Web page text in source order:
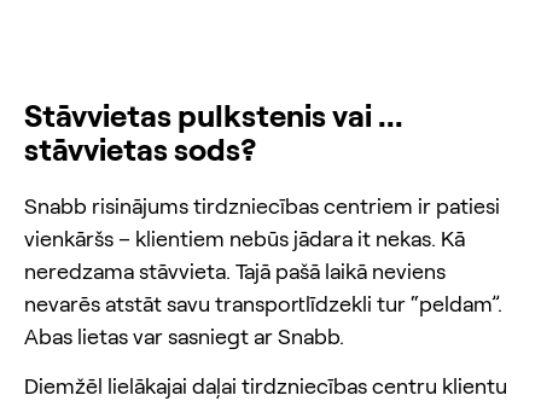
Stāvvietas pulkstenis vai ...
stāvvietas sods?
Snabb risinājums tirdzniecības centriem ir patiesi
vienkāršs – klientiem nebūs jādara it nekas. Kā
neredzama stāvvieta. Tajā pašā laikā neviens
nevarēs atstāt savu transportlīdzekli tur “peldam”.
Abas lietas var sasniegt ar Snabb.
Diemžēl lielākajai daļai tirdzniecības centru klientu